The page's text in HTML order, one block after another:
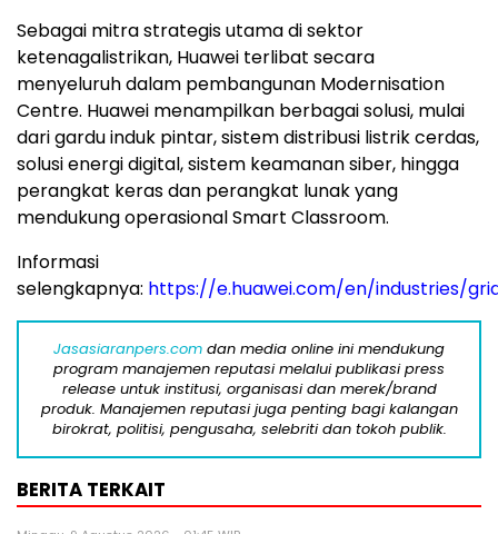
Sebagai mitra strategis utama di sektor
ketenagalistrikan, Huawei terlibat secara
menyeluruh dalam pembangunan Modernisation
Centre. Huawei menampilkan berbagai solusi, mulai
dari gardu induk pintar, sistem distribusi listrik cerdas,
solusi energi digital, sistem keamanan siber, hingga
perangkat keras dan perangkat lunak yang
mendukung operasional Smart Classroom.
Informasi
selengkapnya: https://e.huawei.com/en/industries/
Jasasiaranpers.com dan media online ini mendukung
program manajemen reputasi melalui publikasi press
release untuk institusi, organisasi dan merek/brand
produk. Manajemen reputasi juga penting bagi kalangan
birokrat, politisi, pengusaha, selebriti dan tokoh publik.
BERITA TERKAIT